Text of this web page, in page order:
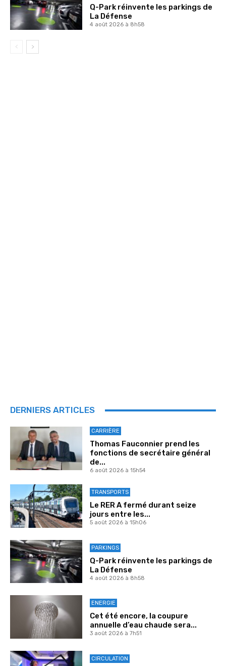
Q-Park réinvente les parkings de
La Défense
4 août 2026 à 8h58
DERNIERS ARTICLES
CARRIÈRE
Thomas Fauconnier prend les
fonctions de secrétaire général
de...
6 août 2026 à 15h54
TRANSPORTS
Le RER A fermé durant seize
jours entre les...
5 août 2026 à 15h06
PARKINGS
Q-Park réinvente les parkings de
La Défense
4 août 2026 à 8h58
ENERGIE
Cet été encore, la coupure
annuelle d’eau chaude sera...
3 août 2026 à 7h51
CIRCULATION